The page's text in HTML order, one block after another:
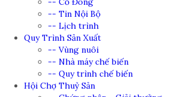
-- Tin Nội Bộ
-- Lịch trình
Quy Trình Sản Xuất
-- Vùng nuôi
-- Nhà máy chế biến
-- Quy trình chế biến
Hội Chợ Thuỷ Sản